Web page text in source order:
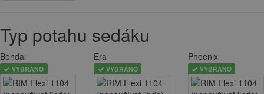
Typ potahu sedáku
Bondai
VYBRÁNO
Era
VYBRÁNO
Phoenix
VYBRÁNO